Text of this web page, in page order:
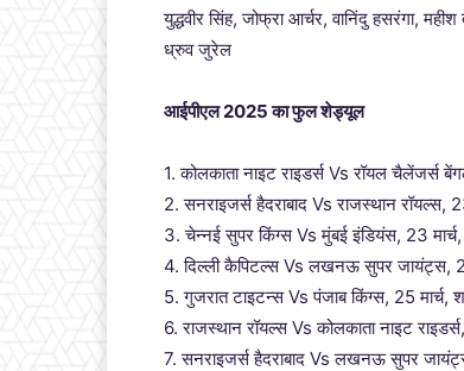
युद्धवीर सिंह, जोफ्रा आर्चर, वानिंदु हसरंगा,
ध्रुव जुरेल
आईपीएल 2025 का फुल शेड्यूल
1. कोलकाता नाइट राइडर्स Vs रॉयल चैलेंजर्स
2. सनराइजर्स हैदराबाद Vs राजस्थान रॉयल्स,
3. चेन्नई सुपर किंग्स Vs मुंबई इंडियंस, 23
4. दिल्ली कैपिटल्स Vs लखनऊ सुपर जायंट्स,
5. गुजरात टाइटन्स Vs पंजाब किंग्स, 25 मार्च,
6. राजस्थान रॉयल्स Vs कोलकाता नाइट
7. सनराइजर्स हैदराबाद Vs लखनऊ सुपर